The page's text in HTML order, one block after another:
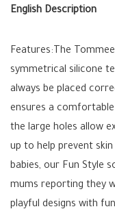
English Description
Features:The
symmetrical silicone
always be placed
ensures a comfortable
the large holes allow
up to help prevent
babies, our Fun Style
mums reporting they
playful designs with